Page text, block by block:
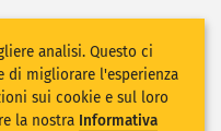
analisi. Questo ci
migliorare l'esperienza
sui cookie e sul loro
la nostra Informativa